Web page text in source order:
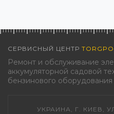
СЕРВИСНЫЙ ЦЕНТР
Ремонт и обслуживание
аккумуляторной садовой
бензинового
УКРАИНА, Г. КИЕВ,